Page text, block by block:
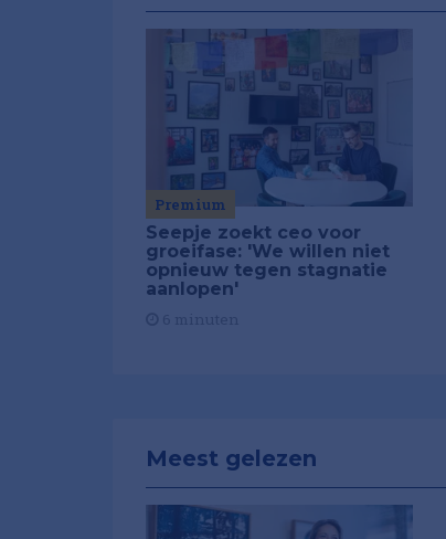
Premium
Seepje zoekt ceo voor
groeifase: 'We willen niet
opnieuw tegen stagnatie
aanlopen'
Meest gelezen